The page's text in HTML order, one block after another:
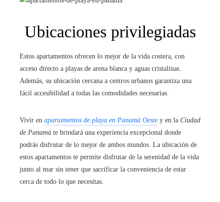
Ubicaciones privilegiadas
Estos apartamentos ofrecen lo mejor de la vida costera, con
acceso directo a playas de arena blanca y aguas cristalinas.
Además, su ubicación cercana a centros urbanos garantiza una
fácil accesibilidad a todas las comodidades necesarias.
Vivir en apartamentos de playa en Panamá Oeste y en la Ciudad
de Panamá te brindará una experiencia excepcional donde
podrás disfrutar de lo mejor de ambos mundos. La ubicación de
estos apartamentos te permite disfrutar de la serenidad de la vida
junto al mar sin tener que sacrificar la conveniencia de estar
cerca de todo lo que necesitas.